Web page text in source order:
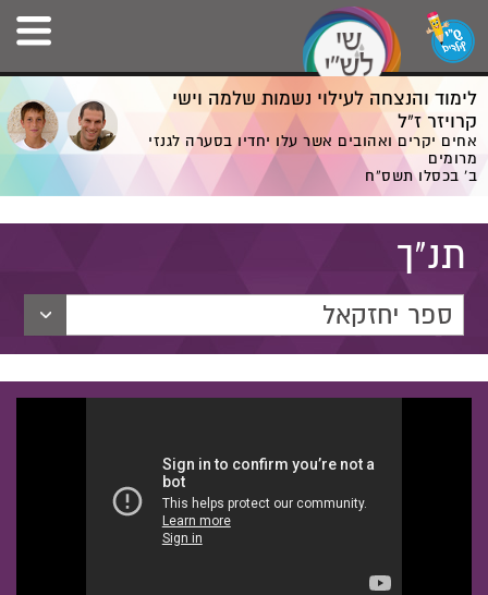
לימוד והנצחה לעילוי נשמות שלמה וישי
קרויזר ז”ל
אחים יקרים ואהובים אשר עלו יחדיו בסערה לגנזי
מרומים
ב' בכסלו תשס”ח
תנ"ך
ספר יחזקאל